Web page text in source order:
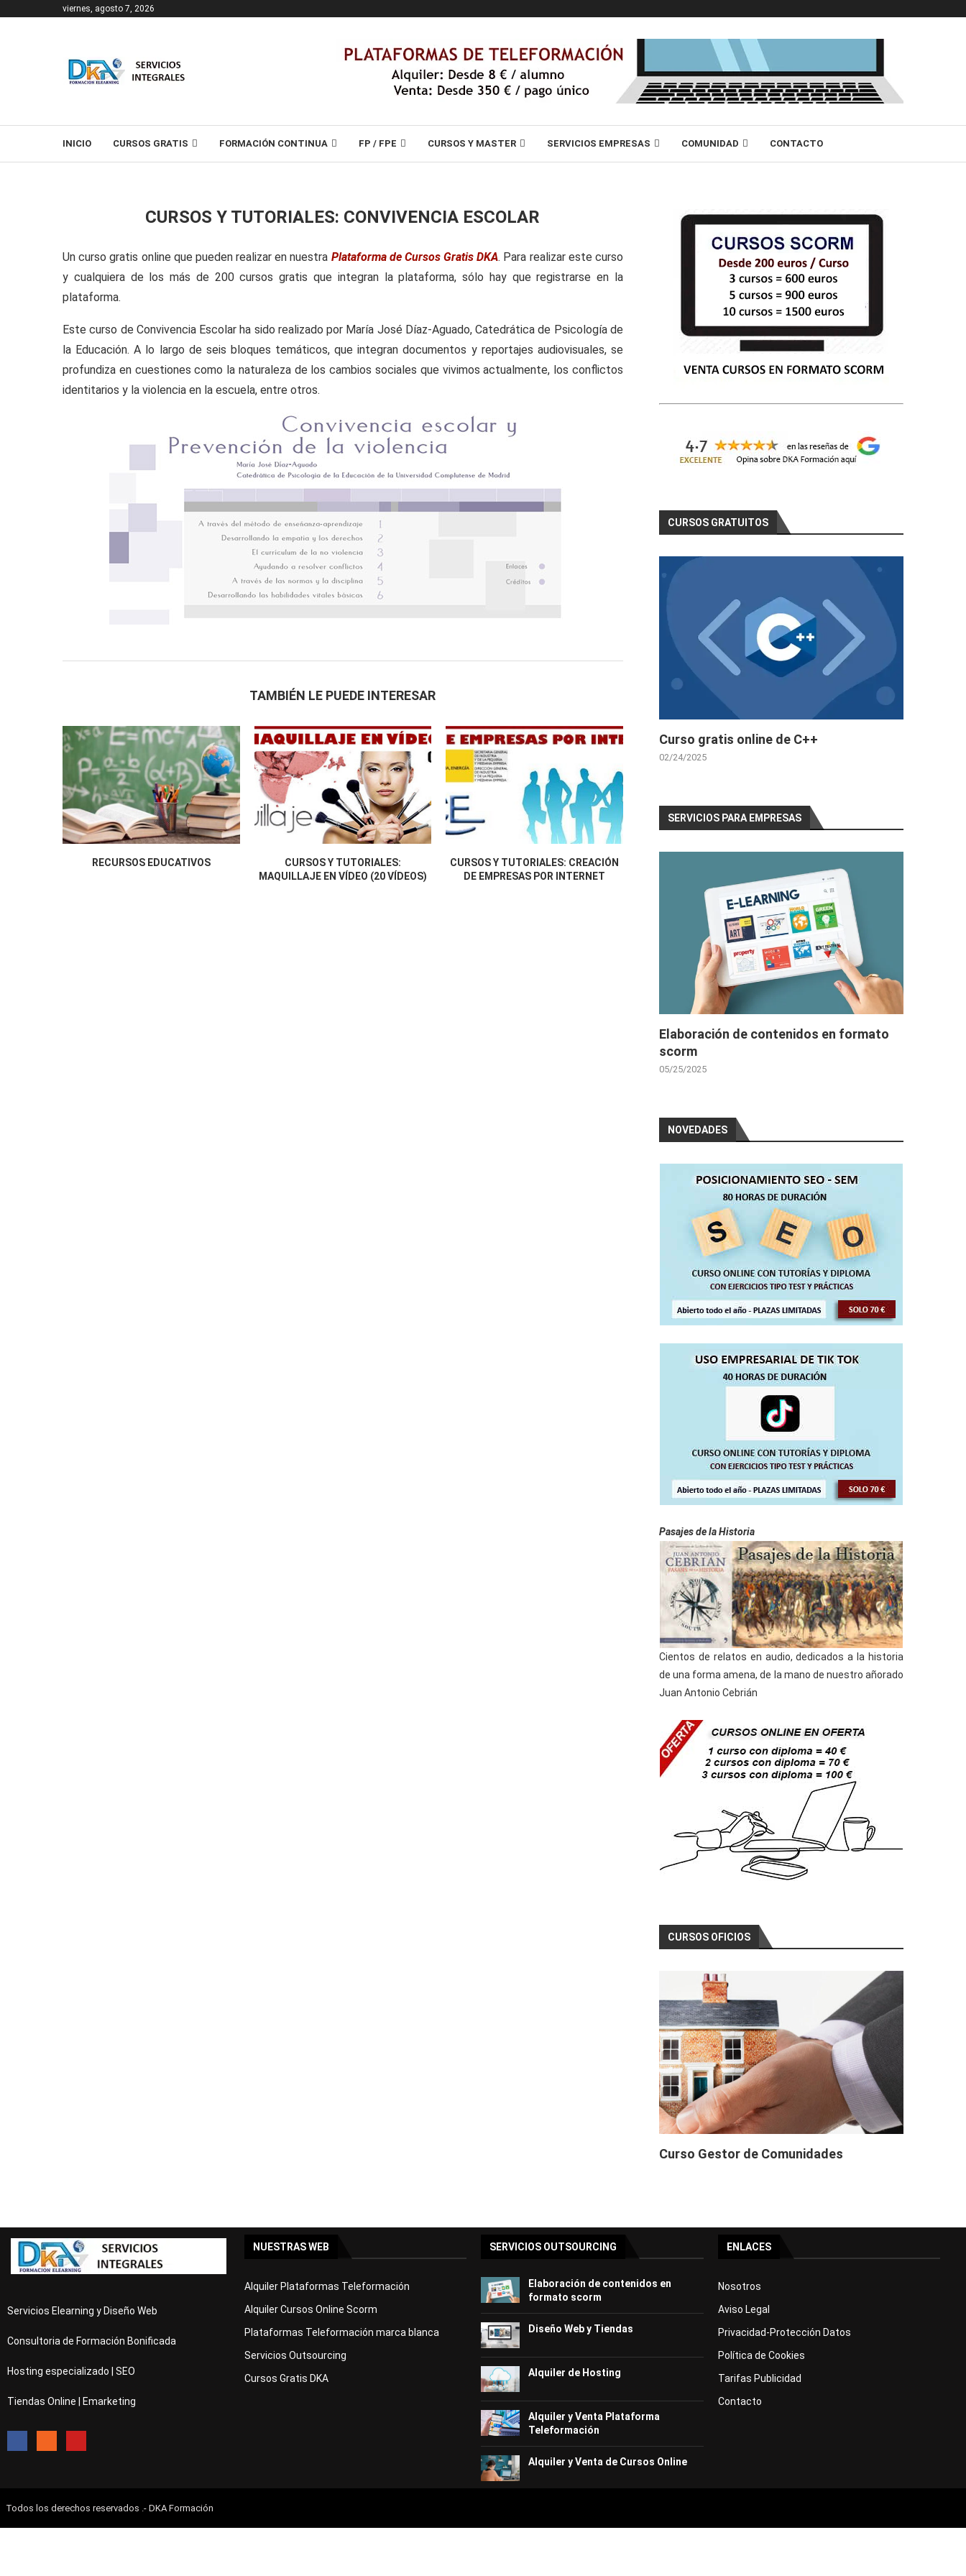
viernes, agosto 7, 2026
INICIO CURSOS GRATIS FORMACIÓN CONTINUA FP / FPE CURSOS Y MASTER SERVICIOS EMPRESAS COMUNIDAD CONTACTO
CURSOS Y TUTORIALES: CONVIVENCIA ESCOLAR
Un curso gratis online que pueden realizar en nuestra Plataforma de Cursos Gratis DKA. Para realizar este curso
y cualquiera de los más de 200 cursos gratis que integran la plataforma, sólo hay que registrarse en la
plataforma.
Este curso de Convivencia Escolar ha sido realizado por María José Díaz-Aguado, Catedrática de Psicología de
la Educación. A lo largo de seis bloques temáticos, que integran documentos y reportajes audiovisuales, se
profundiza en cuestiones como la naturaleza de los cambios sociales que vivimos actualmente, los conflictos
identitarios y la violencia en la escuela, entre otros.
TAMBIÉN LE PUEDE INTERESAR
RECURSOS EDUCATIVOS
CURSOS Y TUTORIALES:
MAQUILLAJE EN VÍDEO (20 VÍDEOS)
CURSOS Y TUTORIALES: CREACIÓN
DE EMPRESAS POR INTERNET
CURSOS GRATUITOS
Curso gratis online de C++
02/24/2025
SERVICIOS PARA EMPRESAS
Elaboración de contenidos en formato
scorm
05/25/2025
NOVEDADES
Pasajes de la Historia
Cientos de relatos en audio, dedicados a la historia
de una forma amena, de la mano de nuestro añorado
Juan Antonio Cebrián
CURSOS OFICIOS
Curso Gestor de Comunidades
Servicios Elearning y Diseño Web
Consultoria de Formación Bonificada
Hosting especializado | SEO
Tiendas Online | Emarketing
NUESTRAS WEB
Alquiler Plataformas Teleformación
Alquiler Cursos Online Scorm
Plataformas Teleformación marca blanca
Servicios Outsourcing
Cursos Gratis DKA
SERVICIOS OUTSOURCING
Elaboración de contenidos en
formato scorm
Diseño Web y Tiendas
Alquiler de Hosting
Alquiler y Venta Plataforma
Teleformación
Alquiler y Venta de Cursos Online
ENLACES
Nosotros
Aviso Legal
Privacidad-Protección Datos
Política de Cookies
Tarifas Publicidad
Contacto
Todos los derechos reservados .- DKA Formación